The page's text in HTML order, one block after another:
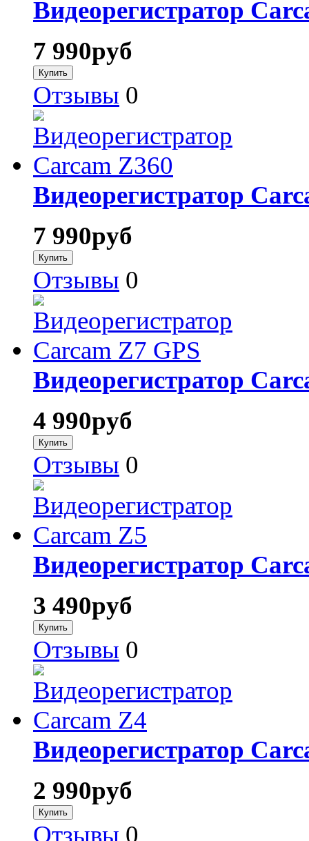
Видеорегистратор
7 990руб
Отзывы 0
Видеорегистратор
7 990руб
Отзывы 0
Видеорегистратор
4 990руб
Отзывы 0
Видеорегистратор
3 490руб
Отзывы 0
Видеорегистратор
2 990руб
Отзывы 0